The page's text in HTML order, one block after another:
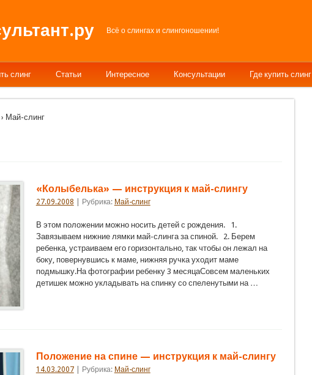
Всё о слингах и слингоношении!
слинг Статьи Интересное Консультации Где купить слинг
Май-слинг
«Колыбелька» — инструкция к май-слингу
27.09.2008 | Рубрика: Май-слинг
В этом положении можно носить детей с рождения. 1.
Завязываем нижние лямки май-слинга за спиной. 2. Берем
ребенка, устраиваем его горизонтально, так чтобы он лежал на
боку, повернувшись к маме, нижняя ручка уходит маме
подмышку.На фотографии ребенку 3 месяцаСовсем маленьких
детишек можно укладывать на спинку со спеленутыми на …
Положение на спине — инструкция к май-слингу
14.03.2007| Рубрика: Май-слинг